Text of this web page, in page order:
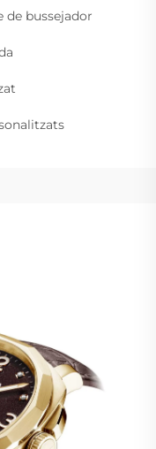
de bussejador